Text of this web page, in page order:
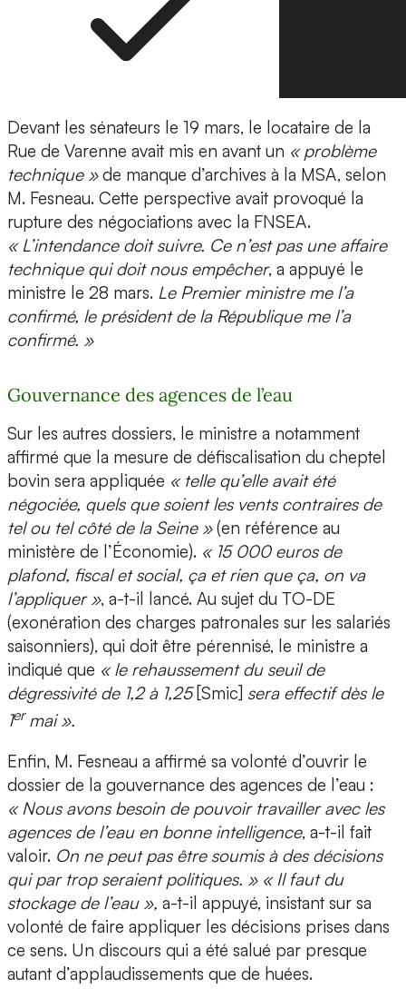
Devant les sénateurs le 19 mars, le locataire de la
Rue de Varenne avait mis en avant un « problème
technique »de manque d’archives à la MSA, selon
M. Fesneau. Cette perspective avait provoqué la
rupture des négociations avec la FNSEA.
« L’intendance doit suivre. Ce n’est pas une affaire
technique qui doit nous empêcher, a appuyé le
ministre le 28 mars. Le Premier ministre me l’a
confirmé, le président de la République me l’a
confirmé. »
Gouvernance des agences de l’eau
Sur les autres dossiers, le ministre a notamment
affirmé que la mesure de défiscalisation du cheptel
bovin sera appliquée « telle qu’elle avait été
négociée, quels que soient les vents contraires de
tel ou tel côté de la Seine »(en référence au
ministère de l’Économie). « 15 000 euros de
plafond, fiscal et social, ça et rien que ça, on va
l’appliquer », a-t-il lancé. Au sujet du TO-DE
(exonération des charges patronales sur les salariés
saisonniers), qui doit être pérennisé, le ministre a
indiqué que « le rehaussement du seuil de
dégressivité de 1,2 à 1,25 [Smic] sera effectif dès le
1ermai ».
Enfin, M. Fesneau a affirmé sa volonté d’ouvrir le
dossier de la gouvernance des agences de l’eau :
« Nous avons besoin de pouvoir travailler avec les
agences de l’eau en bonne intelligence, a-t-il fait
valoir. On ne peut pas être soumis à des décisions
qui par trop seraient politiques. » « Il faut du
stockage de l’eau », a-t-il appuyé, insistant sur sa
volonté de faire appliquer les décisions prises dans
ce sens. Un discours qui a été salué par presque
autant d’applaudissements que de huées.